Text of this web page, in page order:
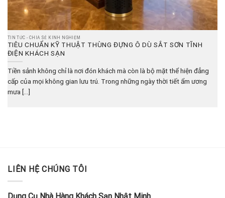
TIN TỨC - CHIA SẺ KINH NGHIỆM
TIÊU CHUẨN KỸ THUẬT THÙNG ĐỰNG Ô DÙ SẮT SƠN TĨNH
ĐIỆN KHÁCH SẠN
Tiền sảnh không chỉ là nơi đón khách mà còn là bộ mặt thể hiện đẳng
cấp của mọi không gian lưu trú. Trong những ngày thời tiết ẩm ương
mưa [...]
LIÊN HỆ CHÚNG TÔI